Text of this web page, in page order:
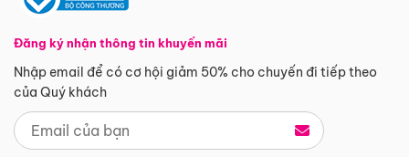
Đăng ký nhận thông tin khuyến mãi
Nhập email để có cơ hội giảm 50% cho chuyến đi tiếp theo
của Quý khách